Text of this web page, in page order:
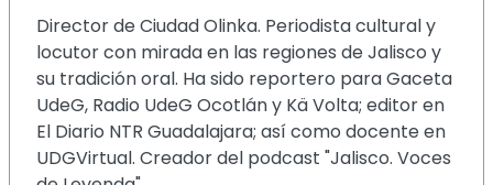
Director de Ciudad Olinka. Periodista cultural y
locutor con mirada en las regiones de Jalisco y
su tradición oral. Ha sido reportero para Gaceta
UdeG, Radio UdeG Ocotlán y Kä Volta; editor en
El Diario NTR Guadalajara; así como docente en
UDGVirtual. Creador del podcast "Jalisco. Voces